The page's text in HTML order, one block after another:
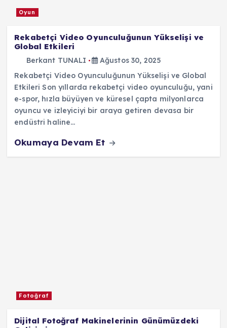
Oyun
Rekabetçi Video Oyunculuğunun Yükselişi ve
Global Etkileri
Berkant TUNALI
Ağustos 30, 2025
Rekabetçi Video Oyunculuğunun Yükselişi ve Global
Etkileri Son yıllarda rekabetçi video oyunculuğu, yani
e-spor, hızla büyüyen ve küresel çapta milyonlarca
oyuncu ve izleyiciyi bir araya getiren devasa bir
endüstri haline…
Okumaya Devam Et
Fotoğraf
Dijital Fotoğraf Makinelerinin Günümüzdeki